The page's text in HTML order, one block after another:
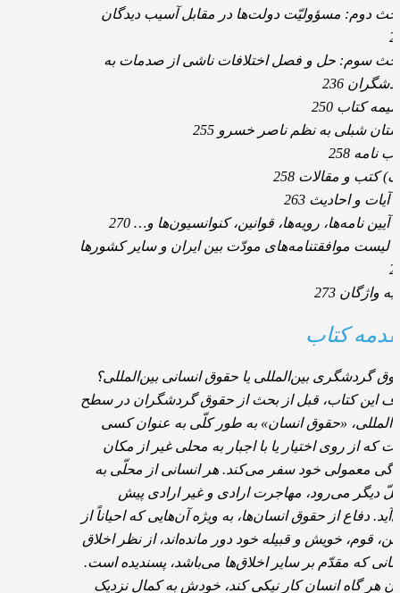
دوم: مسؤولیّت دولت‌ها در مقابل آسیب دیدگان
سوم: حل و فصل اختلافات ناشی از صدمات به
236
کتاب 250
شبلی به نظم ناصر خسرو 255
نامه 258
کتب و مقالات 258
و احادیث 263
نامه‌ها، رویه‌ها، قوانین، کنوانسیون‌ها و… 270
لیست موافقتنامه‌های مودّت بین ایران و سایر کشورها
واژگان 273
کتاب
گردشگری بین‌المللی یا حقوق انسانی بین‌المللی؟
این کتاب، قبل از بحث از حقوق گردشگران در سطح
«حقوق انسان» به طور کلّی به عنوان کسی
که از روی اختیار یا با اجبار به محلی غیر از مکان
معمولی خود سفر می‌کند. هر انسانی از محلّی به
دیگر می‌رود، مهاجرت ارادی و غیر ارادی پیش
دفاع از حقوق انسان‌ها، به ویژه آن‌هایی که احیاناً از
قوم، خویش و قبیله خود دور مانده‌اند، از نظر اخلاق
که مقدّم بر سایر اخلاق‌ها می‌باشد، پسندیده است.
هر گاه انسان کار نیکی کند، خودش به کمال نزدیک